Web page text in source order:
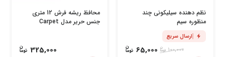
نظم دهنده سیلیکونی چند
منظوره سیم
ارسال سریع
100,000
65,000
محافظ ریشه فرش 12 متری
جنس حریر مدل Carpet
325,000